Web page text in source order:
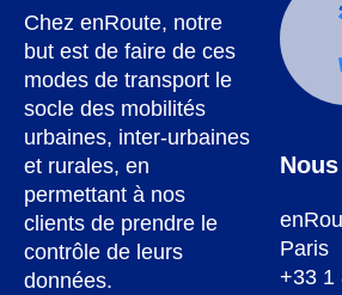
Chez enRoute, notre
but est de faire de ces
modes de transport le
socle des mobilités
urbaines, inter-urbaines
et rurales, en
permettant à nos
clients de prendre le
contrôle de leurs
données.
Paris
+33 1